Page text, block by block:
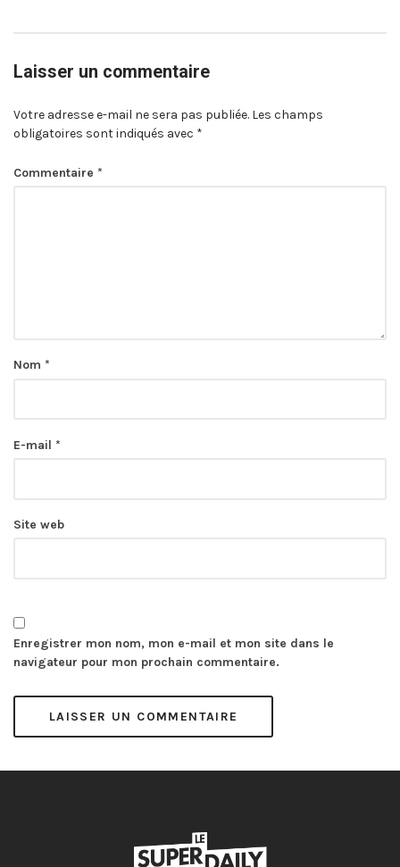
Laisser un commentaire
Votre adresse e-mail ne sera pas publiée. Les champs
obligatoires sont indiqués avec *
Commentaire *
Nom *
E-mail *
Site web
Enregistrer mon nom, mon e-mail et mon site dans le
navigateur pour mon prochain commentaire.